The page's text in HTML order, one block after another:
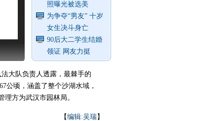
照曝光被选美
为争夺“男友” 十岁
女生决斗身亡
90后大二学生结婚
领证 网友力挺
大队负责人透露，最棘手的
公顷，涵盖了整个沙湖水域，
方为武汉市园林局。
【编辑:吴瑞】